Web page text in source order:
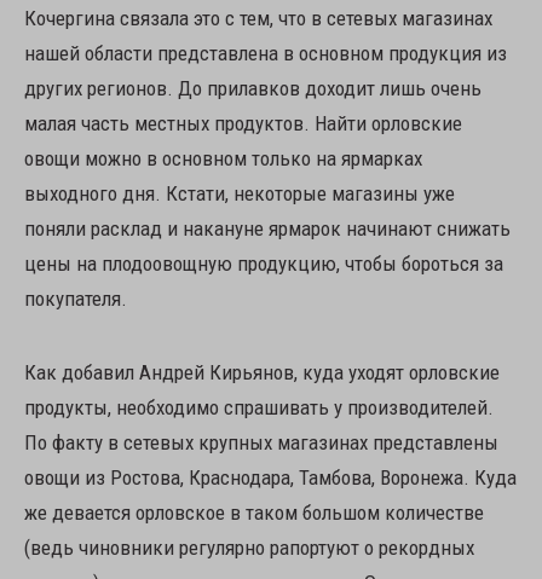
Кочергина связала это с тем, что в сетевых магазинах
нашей области представлена в основном продукция из
других регионов. До прилавков доходит лишь очень
малая часть местных продуктов. Найти орловские
овощи можно в основном только на ярмарках
выходного дня. Кстати, некоторые магазины уже
поняли расклад и накануне ярмарок начинают снижать
цены на плодоовощную продукцию, чтобы бороться за
покупателя.
Как добавил Андрей Кирьянов, куда уходят орловские
продукты, необходимо спрашивать у производителей.
По факту в сетевых крупных магазинах представлены
овощи из Ростова, Краснодара, Тамбова, Воронежа. Куда
же девается орловское в таком большом количестве
(ведь чиновники регулярно рапортуют о рекордных